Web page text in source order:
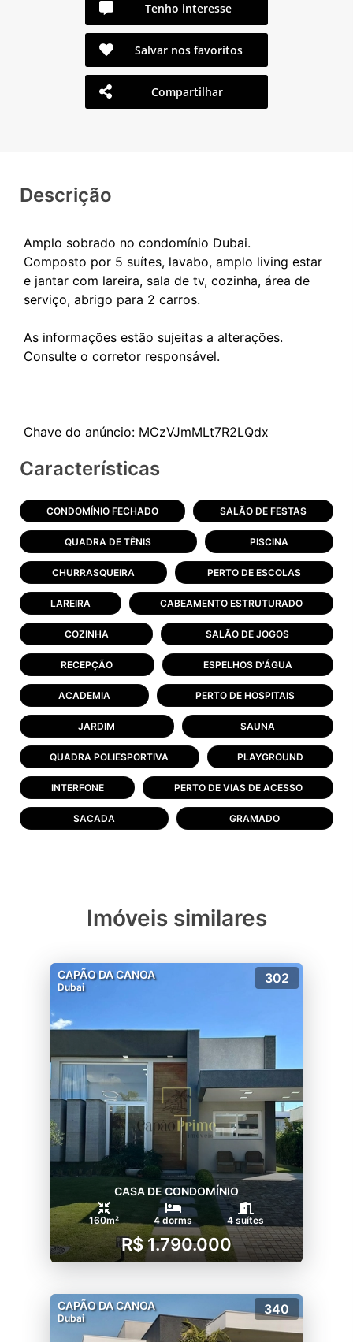
Tenho interesse
Salvar nos favoritos
Compartilhar
Descrição
Amplo sobrado no condomínio Dubai.
Composto por 5 suítes, lavabo, amplo living estar
e jantar com lareira, sala de tv, cozinha, área de
serviço, abrigo para 2 carros.
As informações estão sujeitas a alterações.
Consulte o corretor responsável.
Características
CONDOMÍNIO FECHADO SALÃO DE FESTAS
QUADRA DE TÊNIS PISCINA
CHURRASQUEIRA PERTO DE ESCOLAS
LAREIRA CABEAMENTO ESTRUTURADO
COZINHA SALÃO DE JOGOS
RECEPÇÃO ESPELHOS D'ÁGUA
ACADEMIA PERTO DE HOSPITAIS
JARDIM SAUNA
QUADRA POLIESPORTIVA PLAYGROUND
INTERFONE PERTO DE VIAS DE ACESSO
SACADA GRAMADO
Imóveis similares
CAPÃO DA CANOA
Dubai
302
CASA DE CONDOMÍNIO
160m² 4 dorms 4 suítes
R$ 1.790.000
CAPÃO DA CANOA
Dubai
340